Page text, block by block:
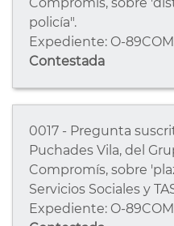
policía".
Expediente: O-
Contestada
0017 - Pregunta
Puchades Vila, del
Compromís, sobre
Servicios Sociales y
Expediente: O-